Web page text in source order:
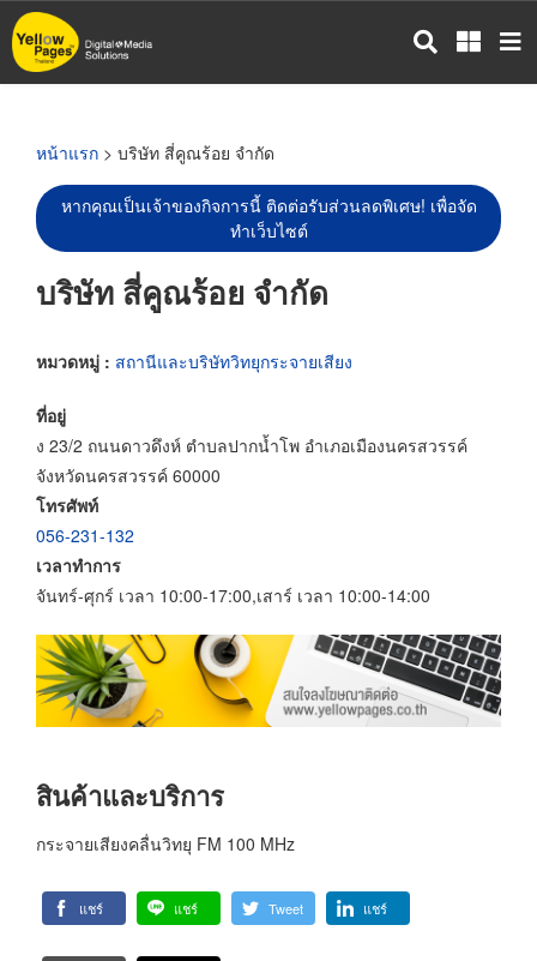
ข้าม
ไป
หน้าแรก > บริษัท สี่คูณร้อย จำกัด
หากคุณเป็นเจ้าของกิจการนี้ ติดต่อรับส่วนลดพิเศษ! เพื่อจัด
ทำเว็บไซต์
บริษัท สี่คูณร้อย จำกัด
หมวดหมู่ : สถานีและบริษัทวิทยุกระจายเสียง
ที่อยู่
ง 23/2 ถนนดาวดึงห์ ตำบลปากน้ำโพ อำเภอเมืองนครสวรรค์
จังหวัดนครสวรรค์ 60000
โทรศัพท์
056-231-132
เวลาทำการ
จันทร์-ศุกร์ เวลา 10:00-17:00,เสาร์ เวลา 10:00-14:00
สินค้าและบริการ
กระจายเสียงคลื่นวิทยุ FM 100 MHz
แชร์ แชร์ Tweet แชร์